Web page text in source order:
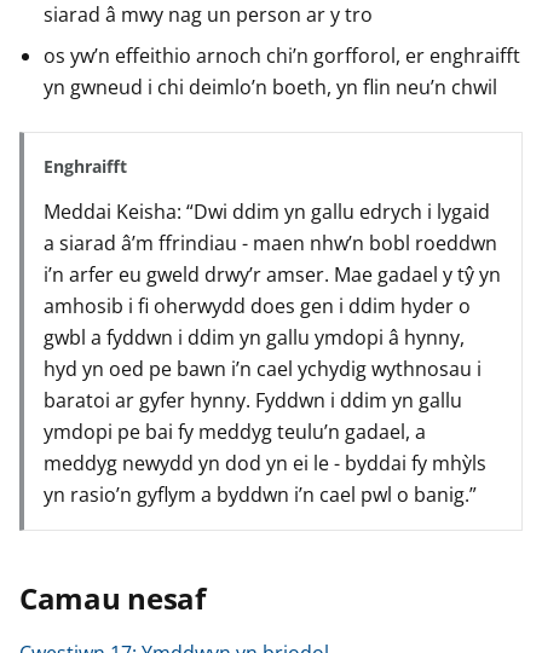
siarad â mwy nag un person ar y tro
os yw’n effeithio arnoch chi’n gorfforol, er enghraifft
yn gwneud i chi deimlo’n boeth, yn flin neu’n chwil
Enghraifft
Meddai Keisha: “Dwi ddim yn gallu edrych i lygaid
a siarad â’m ffrindiau - maen nhw’n bobl roeddwn
i’n arfer eu gweld drwy’r amser. Mae gadael y tŷ yn
amhosib i fi oherwydd does gen i ddim hyder o
gwbl a fyddwn i ddim yn gallu ymdopi â hynny,
hyd yn oed pe bawn i’n cael ychydig wythnosau i
baratoi ar gyfer hynny. Fyddwn i ddim yn gallu
ymdopi pe bai fy meddyg teulu’n gadael, a
meddyg newydd yn dod yn ei le - byddai fy mhỳls
yn rasio’n gyflym a byddwn i’n cael pwl o banig.”
Camau nesaf